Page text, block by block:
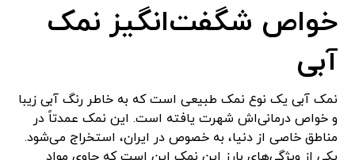
خواص شگفت‌انگیز نمک
آبی
نمک آبی یک نوع نمک طبیعی است که به خاطر رنگ آبی زیبا
و خواص درمانی‌اش شهرت یافته است. این نمک عمدتاً در
مناطق خاصی از دنیا، به خصوص در ایران، استخراج می‌شود.